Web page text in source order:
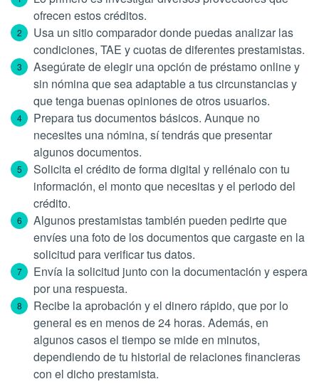
ofrecen estos créditos.
Usa un sitio comparador donde puedas analizar las
condiciones, TAE y cuotas de diferentes prestamistas.
Asegúrate de elegir una opción de préstamo online y
sin nómina que sea adaptable a tus circunstancias y
que tenga buenas opiniones de otros usuarios.
Prepara tus documentos básicos. Aunque no
necesites una nómina, sí tendrás que presentar
algunos documentos.
Solicita el crédito de forma digital y rellénalo con tu
información, el monto que necesitas y el periodo del
crédito.
Algunos prestamistas también pueden pedirte que
envíes una foto de los documentos que cargaste en la
solicitud para verificar tus datos.
Envía la solicitud junto con la documentación y espera
por una respuesta.
Recibe la aprobación y el dinero rápido, que por lo
general es en menos de 24 horas. Además, en
algunos casos el tiempo se mide en minutos,
dependiendo de tu historial de relaciones financieras
con el dicho prestamista.